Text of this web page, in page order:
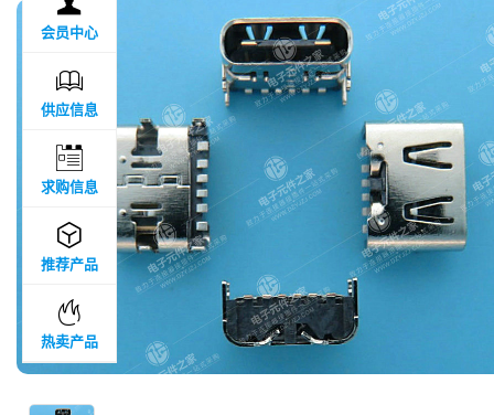
会员中心

供应信息

求购信息

推荐产品

热卖产品